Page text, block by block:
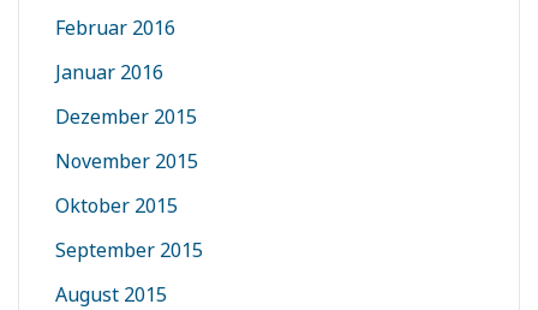
Februar 2016
Januar 2016
Dezember 2015
November 2015
Oktober 2015
September 2015
August 2015